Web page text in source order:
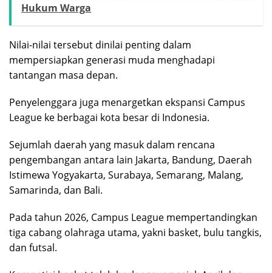
Hukum Warga
Nilai-nilai tersebut dinilai penting dalam
mempersiapkan generasi muda menghadapi
tantangan masa depan.
Penyelenggara juga menargetkan ekspansi Campus
League ke berbagai kota besar di Indonesia.
Sejumlah daerah yang masuk dalam rencana
pengembangan antara lain Jakarta, Bandung, Daerah
Istimewa Yogyakarta, Surabaya, Semarang, Malang,
Samarinda, dan Bali.
Pada tahun 2026, Campus League mempertandingkan
tiga cabang olahraga utama, yakni basket, bulu tangkis,
dan futsal.